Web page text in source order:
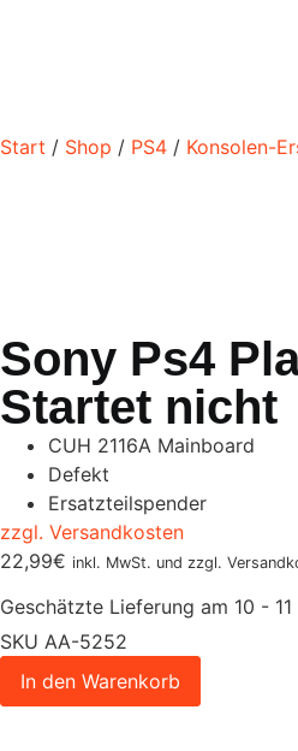
Start / Shop / PS4 / Konsolen-
Sony Ps4
Startet nicht
CUH 2116A Mainboard
Defekt
Ersatzteilspender
zzgl. Versandkosten
22,99€ inkl. MwSt. und zzgl.
Geschätzte Lieferung am 10 -
SKU AA-5252
In den Warenkorb